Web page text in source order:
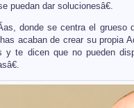
puedan dar solucionesâ€.
donde se centra el grueso
acaban de crear su propia
y te dicen que no pueden